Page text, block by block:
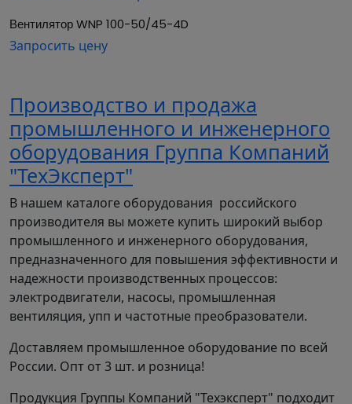
Вентилятор WNP 100-50/45-4D
Запросить цену
Производство и продажа
промышленного и инженерного
оборудования Группа Компаний
"ТехЭксперт"
В нашем каталоге оборудования российского
производителя вы можете купить широкий выбор
промышленного и инженерного оборудования,
предназначенного для повышения эффективности и
надежности производственных процессов:
электродвигатели, насосы, промышленная
вентиляция, упп и частотные преобразователи.
Доставляем промышленное оборудование по всей
России. Опт от 3 шт. и розница!
Продукция Группы Компаний "Техэксперт" подходит